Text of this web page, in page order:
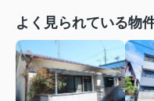
よく見られている物